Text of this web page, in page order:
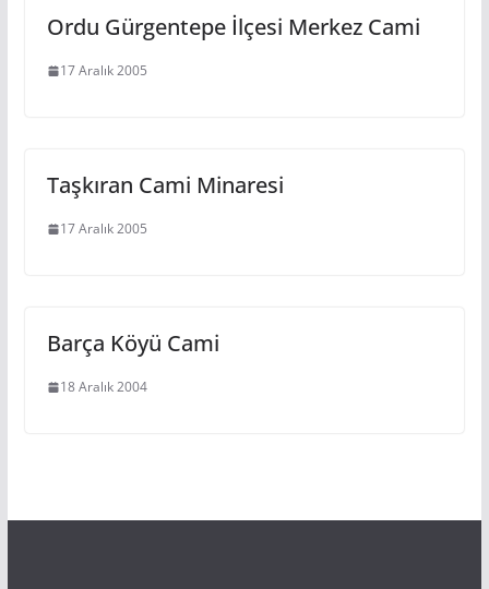
Ordu Gürgentepe İlçesi Merkez Cami
17 Aralık 2005
Taşkıran Cami Minaresi
17 Aralık 2005
Barça Köyü Cami
18 Aralık 2004